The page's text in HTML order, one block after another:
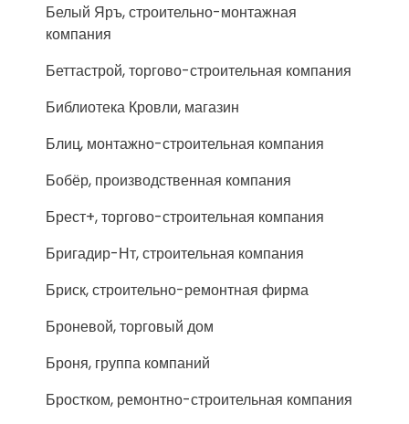
Белый Яръ, строительно-монтажная
компания
Беттастрой, торгово-строительная компания
Библиотека Кровли, магазин
Блиц, монтажно-строительная компания
Бобёр, производственная компания
Брест+, торгово-строительная компания
Бригадир-Нт, строительная компания
Бриск, строительно-ремонтная фирма
Броневой, торговый дом
Броня, группа компаний
Бростком, ремонтно-строительная компания